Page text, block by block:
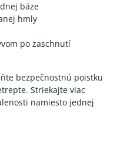
báze
hmly
po zaschnutí
bezpečnostnú poistku
Striekajte viac
namiesto jednej